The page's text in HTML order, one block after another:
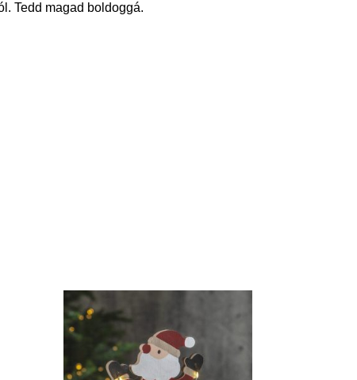
Tedd magad boldoggá.